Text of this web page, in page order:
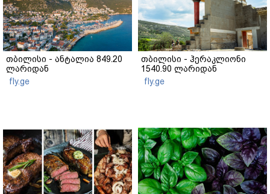
თბილისი - ანტალია 849.20
ლარიდან
fly.ge
თბილისი - ჰერაკლიონი
1540.90 ლარიდან
fly.ge